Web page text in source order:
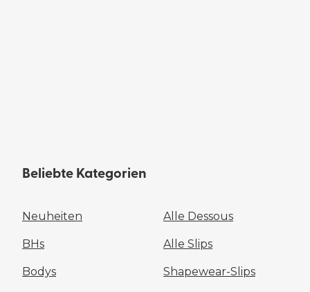
Beliebte Kategorien
Neuheiten Alle Dessous
BHs Alle Slips
Bodys Shapewear-Slips